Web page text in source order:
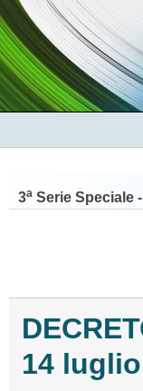
3a Serie Speciale
14